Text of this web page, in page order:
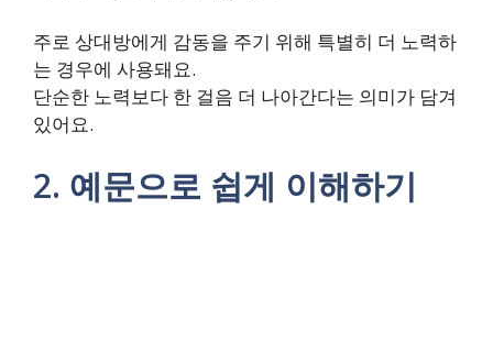
주로 상대방에게 감동을 주기 위해 특별히 더 노력하
는 경우에 사용돼요.
단순한 노력보다 한 걸음 더 나아간다는 의미가 담겨
있어요.
2. 예문으로 쉽게 이해하기